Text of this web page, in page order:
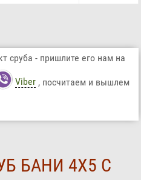
сруба - пришлите его нам на
Viber , посчитаем и вышлем
БАНИ 4Х5 С